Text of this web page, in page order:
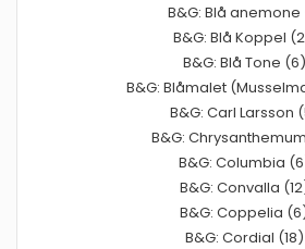
B&G: Blå anemone
B&G: Blå Koppel
B&G: Blå Tone (6)
B&G: Blåmalet
B&G: Carl Larsson
B&G:
B&G: Columbia
B&G: Convalla
B&G: Coppelia
B&G: Cordial (18)